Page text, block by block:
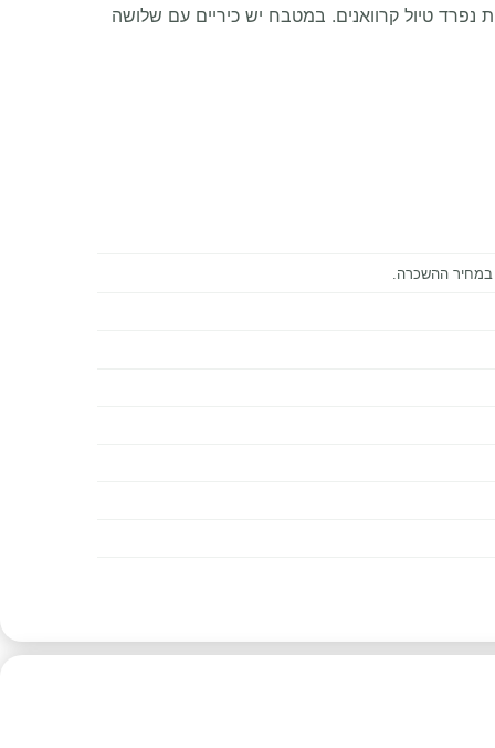
נפרד טיול קרוואנים. במטבח יש כיריים עם שלושה
ההשכרה.